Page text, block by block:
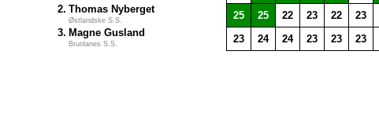
2. Thomas Nyberget
Østlandske S.S. 25 25 22 23 22 23
3. Magne Gusland
Brunlanes S.S. 23 24 24 23 23 23